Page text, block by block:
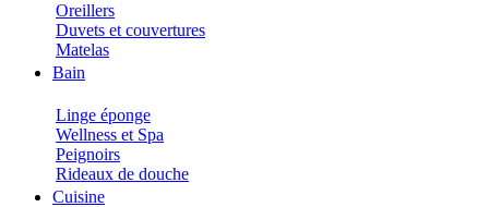
Oreillers
Duvets et couvertures
Matelas
Bain
Linge éponge
Wellness et Spa
Peignoirs
Rideaux de douche
Cuisine